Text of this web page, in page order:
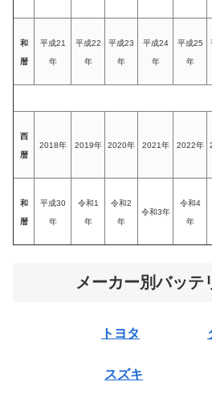
和
暦
平成21
年
平成22
年
平成23
年
平成24
年
平成25
年
西
暦
2018年 2019年 2020年 2021年 2022年
和
暦
平成30
年
令和1
年
令和2
年
令和3年
令和4
年
メーカー別バッテ
トヨタ
スズキ